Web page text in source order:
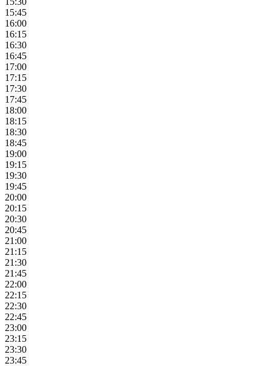
15:45
16:00
16:15
16:30
16:45
17:00
17:15
17:30
17:45
18:00
18:15
18:30
18:45
19:00
19:15
19:30
19:45
20:00
20:15
20:30
20:45
21:00
21:15
21:30
21:45
22:00
22:15
22:30
22:45
23:00
23:15
23:30
23:45